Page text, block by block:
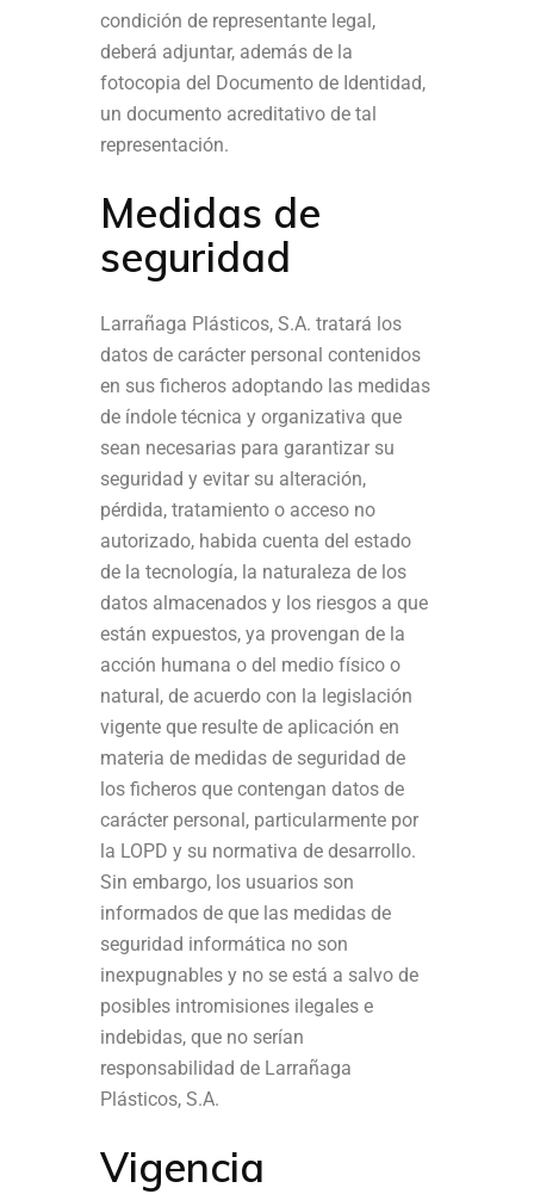
condición de representante legal,
deberá adjuntar, además de la
fotocopia del Documento de Identidad,
un documento acreditativo de tal
representación.
Medidas de
seguridad
Larrañaga Plásticos, S.A. tratará los
datos de carácter personal contenidos
en sus ficheros adoptando las medidas
de índole técnica y organizativa que
sean necesarias para garantizar su
seguridad y evitar su alteración,
pérdida, tratamiento o acceso no
autorizado, habida cuenta del estado
de la tecnología, la naturaleza de los
datos almacenados y los riesgos a que
están expuestos, ya provengan de la
acción humana o del medio físico o
natural, de acuerdo con la legislación
vigente que resulte de aplicación en
materia de medidas de seguridad de
los ficheros que contengan datos de
carácter personal, particularmente por
la LOPD y su normativa de desarrollo.
Sin embargo, los usuarios son
informados de que las medidas de
seguridad informática no son
inexpugnables y no se está a salvo de
posibles intromisiones ilegales e
indebidas, que no serían
responsabilidad de Larrañaga
Plásticos, S.A.
Vigencia